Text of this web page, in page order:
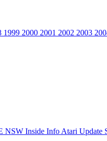
1999 2000 2001 2002 2003
NSW Inside Info Atari Update